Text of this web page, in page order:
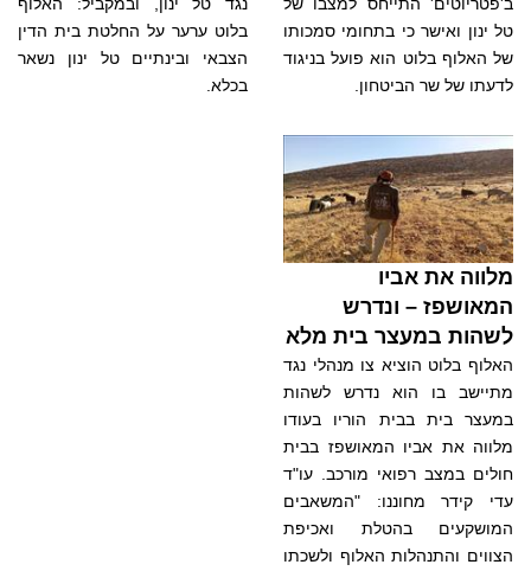
ב'פטריוטים' התייחס למצבו של
טל ינון ואישר כי בתחומי סמכותו
של האלוף בלוט הוא פועל בניגוד
לדעתו של שר הביטחון.
נגד טל ינון, ובמקביל: האלוף
בלוט ערער על החלטת בית הדין
הצבאי ובינתיים טל ינון נשאר
בכלא.
מלווה את אביו
המאושפז – ונדרש
לשהות במעצר בית מלא
האלוף בלוט הוציא צו מנהלי נגד
מתיישב בו הוא נדרש לשהות
במעצר בית בבית הוריו בעודו
מלווה את אביו המאושפז בבית
חולים במצב רפואי מורכב. עו"ד
עדי קידר מחוננו: "המשאבים
המושקעים בהטלת ואכיפת
הצווים והתנהלות האלוף ולשכתו